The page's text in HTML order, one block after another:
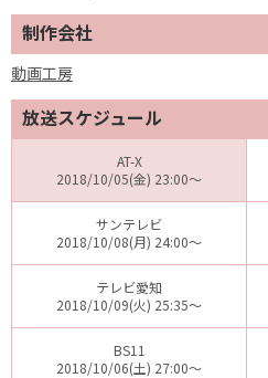
制作会社
動画工房
放送スケジュール
AT-X
2018/10/05(金) 23:00～
サンテレビ
2018/10/08(月) 24:00～
テレビ愛知
2018/10/09(火) 25:35～
BS11
2018/10/06(土) 27:00～